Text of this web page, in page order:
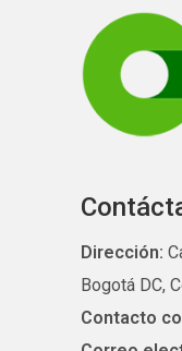
Dirección:
Bogotá DC,
Contacto